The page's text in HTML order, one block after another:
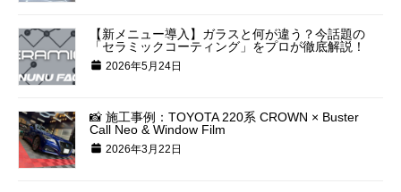
【新メニュー導入】ガラスと何が違う？今話題の
「セラミックコーティング」をプロが徹底解説！
2026年5月24日
📸 施工事例：TOYOTA 220系 CROWN × Buster
Call Neo & Window Film
2026年3月22日